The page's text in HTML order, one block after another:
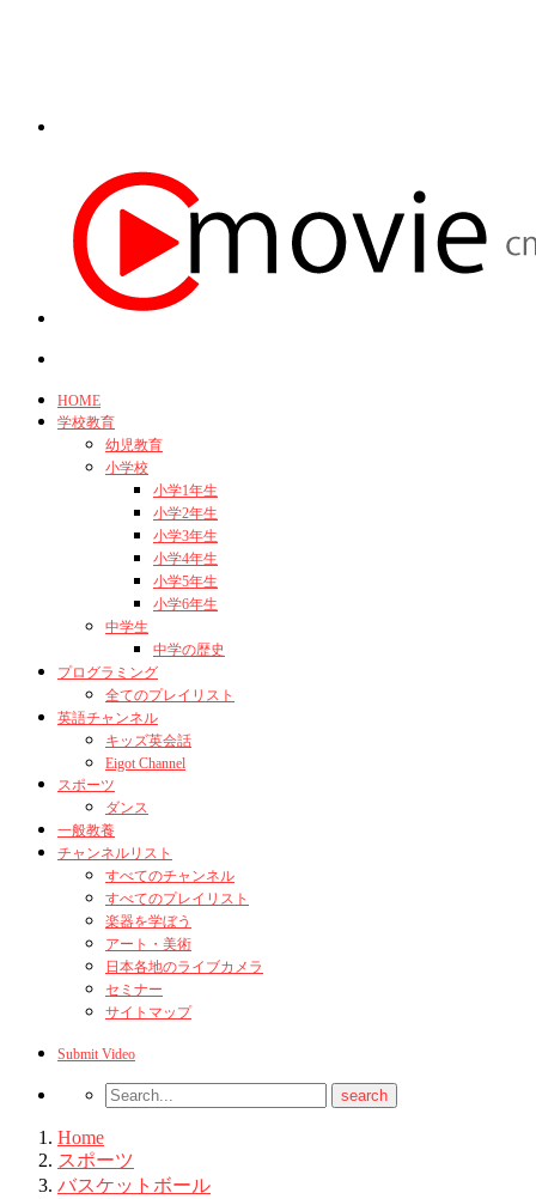
HOME
学校教育
幼児教育
小学校
小学1年生
小学2年生
小学3年生
小学4年生
小学5年生
小学6年生
中学生
中学の歴史
プログラミング
全てのプレイリスト
英語チャンネル
キッズ英会話
Eigot Channel
スポーツ
ダンス
一般教養
チャンネルリスト
すべてのチャンネル
すべてのプレイリスト
楽器を学ぼう
アート・美術
日本各地のライブカメラ
セミナー
サイトマップ
Submit Video
Home
スポーツ
バスケットボール